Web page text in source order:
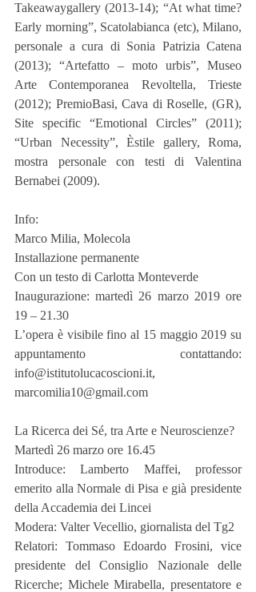
Takeawaygallery (2013-14); “At what time?
Early morning”, Scatolabianca (etc), Milano,
personale a cura di Sonia Patrizia Catena
(2013); “Artefatto – moto urbis”, Museo
Arte Contemporanea Revoltella, Trieste
(2012); PremioBasi, Cava di Roselle, (GR),
Site specific “Emotional Circles” (2011);
“Urban Necessity”, Èstile gallery, Roma,
mostra personale con testi di Valentina
Bernabei (2009).
Info:
Marco Milia, Molecola
Installazione permanente
Con un testo di Carlotta Monteverde
Inaugurazione: martedì 26 marzo 2019 ore
19 – 21.30
L’opera è visibile fino al 15 maggio 2019 su
appuntamento contattando:
info@istitutolucacoscioni.it,
marcomilia10@gmail.com
La Ricerca dei Sé, tra Arte e Neuroscienze?
Martedì 26 marzo ore 16.45
Introduce: Lamberto Maffei, professor
emerito alla Normale di Pisa e già presidente
della Accademia dei Lincei
Modera: Valter Vecellio, giornalista del Tg2
Relatori: Tommaso Edoardo Frosini, vice
presidente del Consiglio Nazionale delle
Ricerche; Michele Mirabella, presentatore e